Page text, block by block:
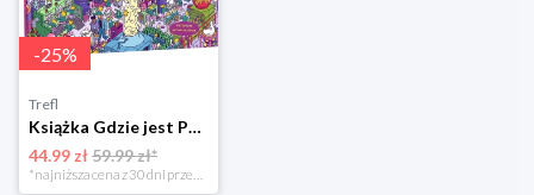
-25%
Trefl
Książka Gdzie jest Pan Wonka?
44.99 zł59.99 zł*
*najniższa cena z 30 dni przed obniżką